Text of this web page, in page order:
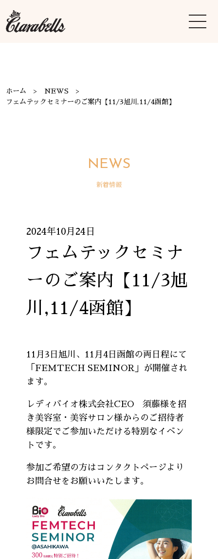
ホーム
NEWS
フェムテックセミナーのご案内【11/3旭川,11/4函館】
NEWS
新着情報
2024年10月24日
フェムテックセミナ
ーのご案内【11/3旭
川,11/4函館】
11月3日旭川、11月4日函館の両日程にて
「FEMTECH SEMINOR」が開催され
ます。
レディバイオ株式会社CEO 須藤様を招
き美容室・美容サロン様からのご招待者
様限定でご参加いただける特別なイベン
トです。
参加ご希望の方はコンタクトページより
お問合せをお願いいたします。